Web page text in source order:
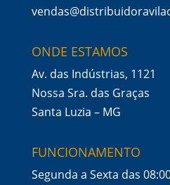
ONDE ESTAMOS
Av. das Indústrias, 1121
Nossa Sra. das Graças
Santa Luzia – MG
FUNCIONAMENTO
Segunda a Sexta das